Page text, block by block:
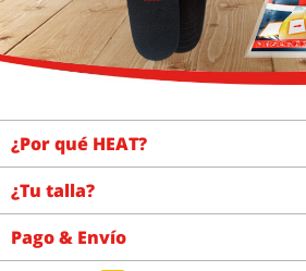
¿Por qué HEAT?
¿Tu talla?
Pago & Envío